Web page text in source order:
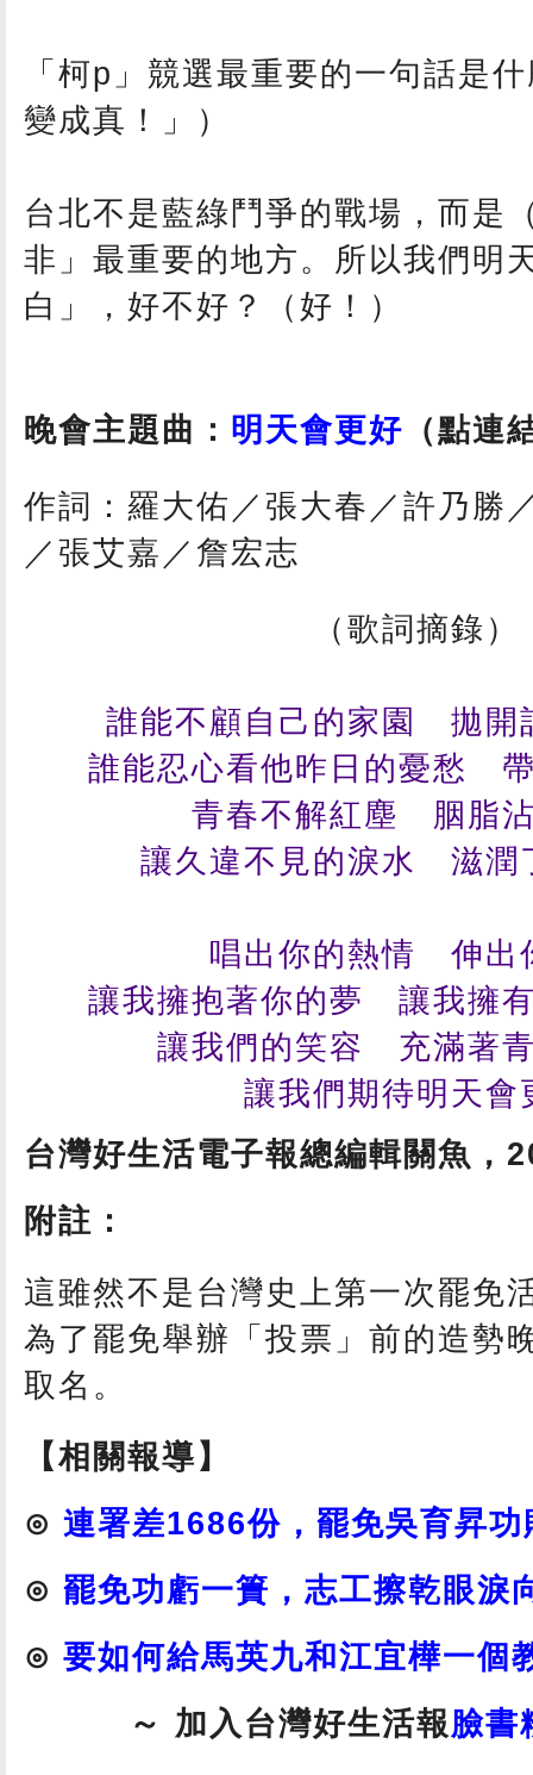
「柯p」競選最重要的一句話是
變成真！」）
台北不是藍綠鬥爭的戰場，而是
非」最重要的地方。所以我們明
白」，好不好？（好！）
晚會主題曲： 明天會更好 （點連
作詞：羅大佑／張大春／許乃勝
／張艾嘉／詹宏志
（歌詞摘錄）
誰能不顧自己的家園 拋開
誰能忍心看他昨日的憂愁
青春不解紅塵 胭脂
讓久違不見的淚水 滋潤
唱出你的熱情 伸出
讓我擁抱著你的夢 讓我擁
讓我們的笑容 充滿著
讓我們期待明天會
台灣好生活電子報總編輯關魚，
附註：
這雖然不是台灣史上第一次罷免
為了罷免舉辦「投票」前的造勢
取名。
【相關報導】
⊙ 連署差1686份，罷免吳育昇功
⊙ 罷免功虧一簣，志工擦乾眼淚
⊙ 要如何給馬英九和江宜樺一個
～ 加入台灣好生活報 臉書